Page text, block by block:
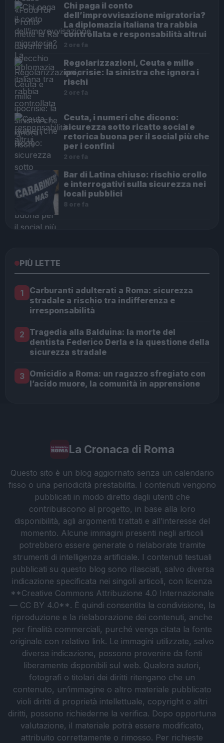
Chi paga il conto
dell’improvvisazione migratoria?
La diplomazia italiana tra rabbia
controllata e responsabilità altrui
2 ore fa
Regolarizzazioni, Ceuta e mille
ipocrisie: la sinistra che ignora i
rischi
2 ore fa
Ceuta, i numeri che dicono:
sicurezza sotto ricatto social e
retorica buona per il social più che
per i confini
2 ore fa
Bar di Latina chiuso: rischio crollo
e interrogativi sulla sicurezza nei
locali pubblici
8 ore fa
PIÙ LETTE
1
Carburanti adulterati a Roma: sicurezza
stradale a rischio tra indifferenza e
irresponsabilità
2 Tragedia alla Balduina: la morte del
dentista Federico Derla e la questione della
sicurezza stradale
3 Omicidio a Roma: un ragazzo sfregiato con
l’acido muore, la comunità in apprensione
La Cronaca di Roma
Questo sito è un blog aggiornato senza un calendario
fisso o una periodicità prestabilita. I contenuti vengono
pubblicati in modo diretto dagli utenti che
contribuiscono al progetto, in base alla loro
disponibilità, agli argomenti trattati e all’interesse del
momento. Alcune immagini presenti negli articoli
potrebbero essere generate o rielaborate tramite
strumenti di intelligenza artificiale. I contenuti testuali
pubblicati su questo blog sono rilasciati, salvo diversa
indicazione specificata nei singoli articoli, con licenza
**Creative Commons Attribuzione 4.0 Internazionale
— CC BY 4.0**. È quindi consentita la condivisione, la
riproduzione e la rielaborazione dei contenuti, anche
per finalità commerciali, purché venga citata la fonte
originale con relativo link. Le immagini utilizzate, salvo
diversa indicazione, possono provenire da fonti
liberamente disponibili sul web. Qualora autori,
fotografi o titolari dei diritti ritengano che un
contenuto, un’immagine o altro materiale pubblicato
violi diritti di proprietà intellettuale, copyright o altri
diritti, possono richiederne la verifica. Dopo opportuna
valutazione, il materiale potrà essere modificato,
attribuito correttamente o rimosso. Per richieste